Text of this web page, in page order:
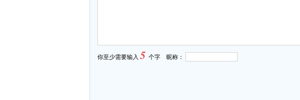
你至少需要输入5 个字 昵称：